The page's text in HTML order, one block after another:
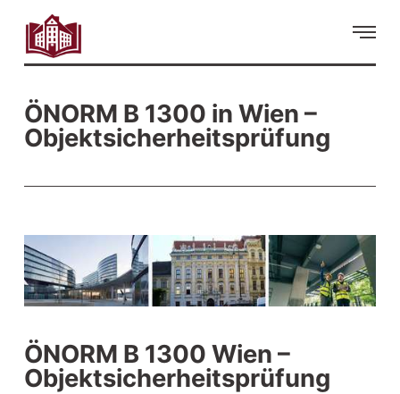
ÖNORM B 1300 in Wien –
Objektsicherheitsprüfung
ÖNORM B 1300 Wien –
Objektsicherheitsprüfung